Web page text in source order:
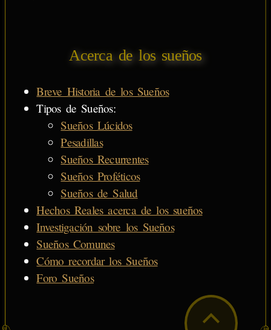
Acerca de los sueños
Breve Historia de los Sueños
Tipos de Sueños:
Sueños Lúcidos
Pesadillas
Sueños Recurrentes
Sueños Proféticos
Sueños de Salud
Hechos Reales acerca de los sueños
Investigación sobre los Sueños
Sueños Comunes
Cómo recordar los Sueños
Foro Sueños